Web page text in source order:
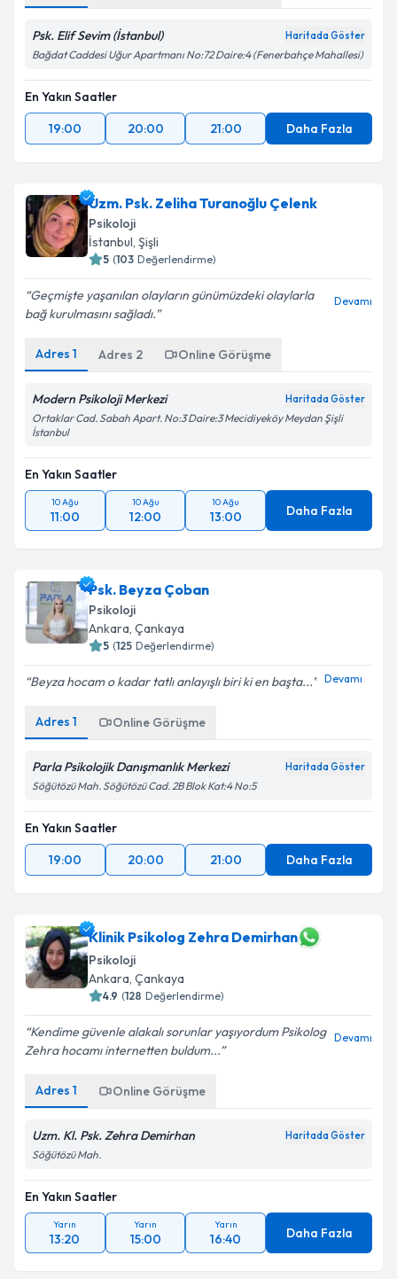
Psk. Elif Sevim (İstanbul) Haritada Göster
Bağdat Caddesi Uğur Apartmanı No:72 Daire:4 (Fenerbahçe Mahallesi)
En Yakın Saatler
19:00
20:00 21:00 Daha Fazla
Uzm. Psk. Zeliha Turanoğlu Çelenk
Psikoloji
İstanbul, Şişli
5 (103 Değerlendirme)
Geçmişte yaşanılan olayların günümüzdeki olaylarla
bağ kurulmasını sağladı.
Devamı
Adres 1 Adres 2 Online Görüşme
Modern Psikoloji Merkezi Haritada Göster
Ortaklar Cad. Sabah Apart. No:3 Daire:3 Mecidiyeköy Meydan Şişli
İstanbul
En Yakın Saatler
10 Ağu
11:00
10 Ağu
12:00
10 Ağu
13:00 Daha Fazla
Psk. Beyza Çoban
Psikoloji
Ankara, Çankaya
5 (125 Değerlendirme)
Beyza hocam o kadar tatlı anlayışlı biri ki en başta... Devamı
Adres 1 Online Görüşme
Parla Psikolojik Danışmanlık Merkezi Haritada Göster
Söğütözü Mah. Söğütözü Cad. 2B Blok Kat:4 No:5
En Yakın Saatler
19:00
20:00 21:00 Daha Fazla
Klinik Psikolog Zehra Demirhan
Psikoloji
Ankara, Çankaya
4.9 (128 Değerlendirme)
Kendime güvenle alakalı sorunlar yaşıyordum Psikolog
Zehra hocamı internetten buldum...
Devamı
Adres 1 Online Görüşme
Uzm. Kl. Psk. Zehra Demirhan Haritada Göster
Söğütözü Mah.
En Yakın Saatler
Yarın
13:20
Yarın
15:00
Yarın
16:40 Daha Fazla